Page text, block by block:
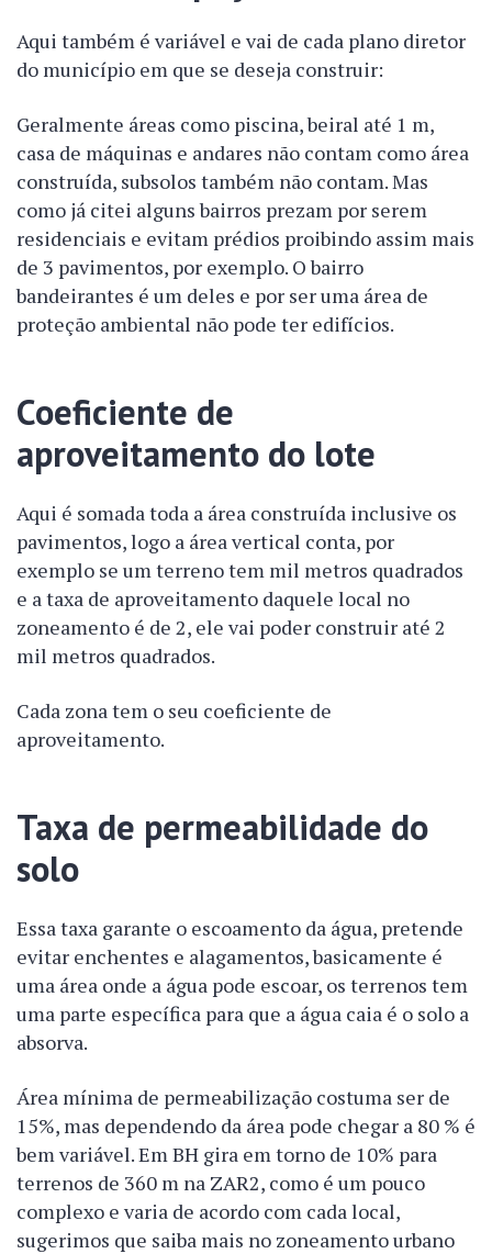
Aqui também é variável e vai de cada plano diretor
do município em que se deseja construir:
Geralmente áreas como piscina, beiral até 1 m,
casa de máquinas e andares não contam como área
construída, subsolos também não contam. Mas
como já citei alguns bairros prezam por serem
residenciais e evitam prédios proibindo assim mais
de 3 pavimentos, por exemplo. O bairro
bandeirantes é um deles e por ser uma área de
proteção ambiental não pode ter edifícios.
Coeficiente de
aproveitamento do lote
Aqui é somada toda a área construída inclusive os
pavimentos, logo a área vertical conta, por
exemplo se um terreno tem mil metros quadrados
e a taxa de aproveitamento daquele local no
zoneamento é de 2, ele vai poder construir até 2
mil metros quadrados.
Cada zona tem o seu coeficiente de
aproveitamento.
Taxa de permeabilidade do
solo
Essa taxa garante o escoamento da água, pretende
evitar enchentes e alagamentos, basicamente é
uma área onde a água pode escoar, os terrenos tem
uma parte específica para que a água caia é o solo a
absorva.
Área mínima de permeabilização costuma ser de
15%, mas dependendo da área pode chegar a 80 % é
bem variável. Em BH gira em torno de 10% para
terrenos de 360 m na ZAR2, como é um pouco
complexo e varia de acordo com cada local,
sugerimos que saiba mais no zoneamento urbano